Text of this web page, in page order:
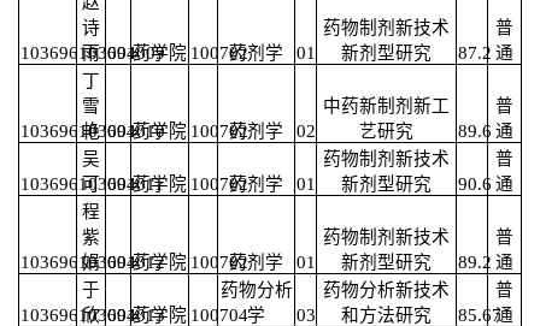
103696103691009
诗
雨 004药学院 100702药剂学 01
药物制剂新技术
新剂型研究
87.2
普
通
103696103691010
丁
雪
艳 004药学院 100702药剂学 02
中药新制剂新工
艺研究
89.6
普
通
103696103691011
吴
可 004药学院 100702药剂学 01
药物制剂新技术
新剂型研究
90.6
普
通
103696103691012
程
紫
娟 004药学院 100702药剂学 01
药物制剂新技术
新剂型研究
89.2
普
通
103696103691013
于
欣 004药学院 100704
药物分析
学
03
药物分析新技术
和方法研究
85.67
普
通